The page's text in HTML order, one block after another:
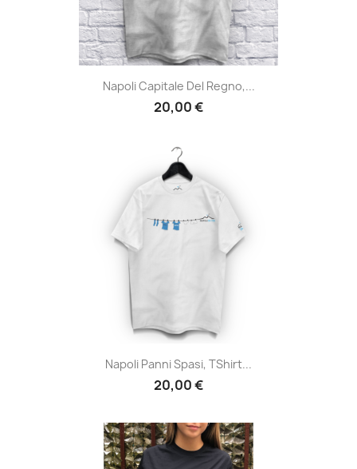
Napoli Capitale Del Regno,...
20,00 €
Napoli Panni Spasi, TShirt...
20,00 €